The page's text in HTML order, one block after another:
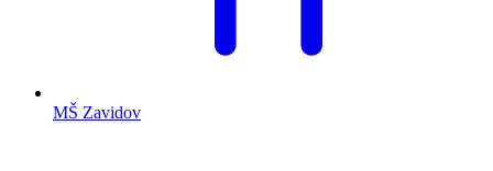
MŠ Zavidov